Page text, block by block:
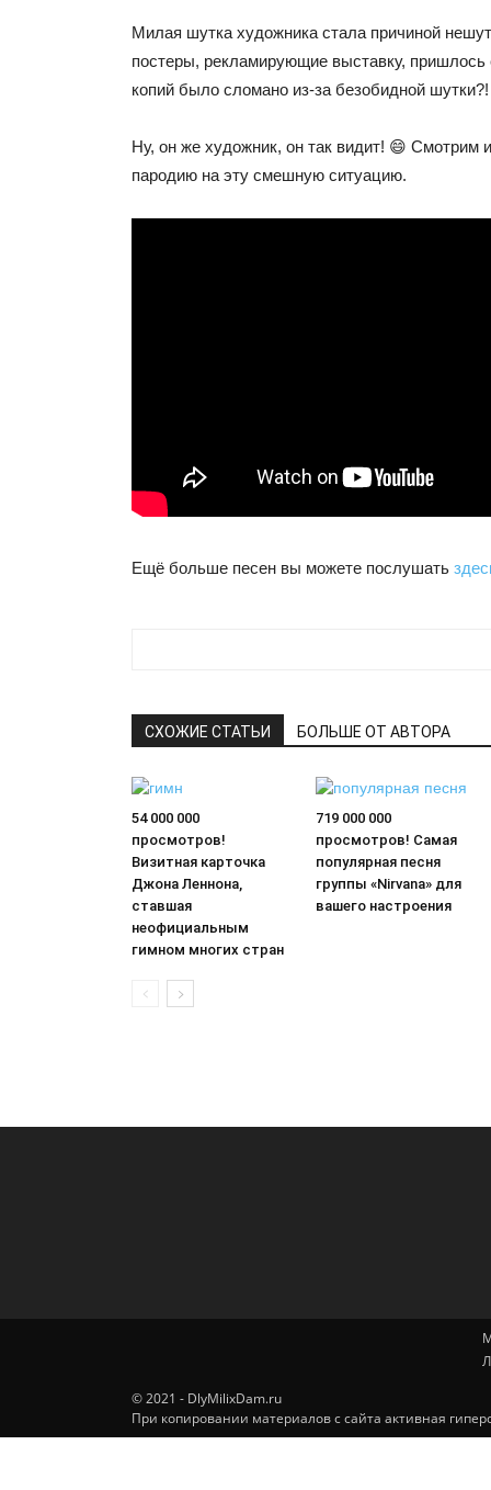
Милая шутка художника стала причиной
постеры, рекламирующие выставку, пришлось
копий было сломано из-за безобидной шутки?!
Ну, он же художник, он так видит! 😄 Смотрим
пародию на эту смешную ситуацию.
Ещё больше песен вы можете послушать
СХОЖИЕ СТАТЬИ БОЛЬШЕ ОТ АВТОРА
54 000 000
просмотров!
Визитная карточка
Джона Леннона,
ставшая
неофициальным
гимном многих стран
719 000 000
просмотров! Самая
популярная песня
группы «Nirvana» для
вашего настроения
© 2021 - DlyMilixDam.ru
При копировании материалов с сайта активная